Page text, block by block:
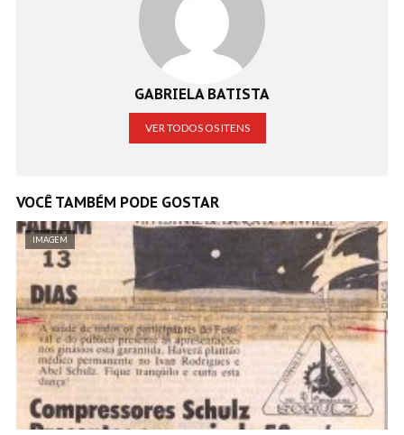
GABRIELA BATISTA
VER TODOS OS ITENS
VOCÊ TAMBÉM PODE GOSTAR
IMAGEM